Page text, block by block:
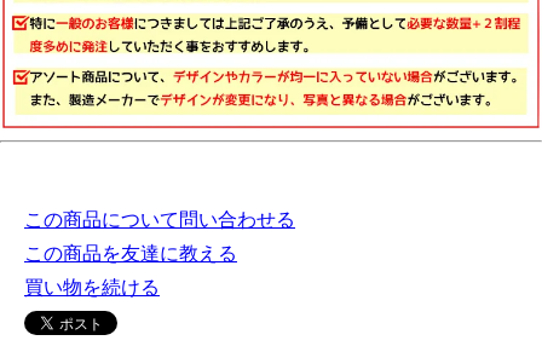
この商品について問い合わせる
この商品を友達に教える
買い物を続ける